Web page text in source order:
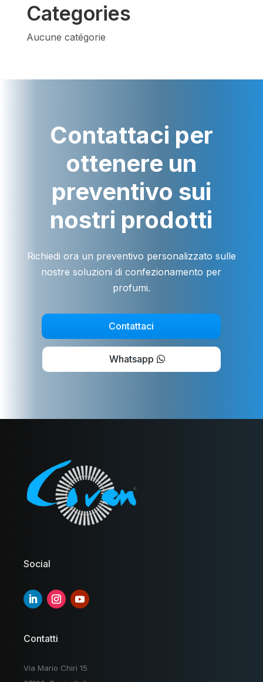
Categories
Aucune catégorie
Contattaci per
ottenere un
preventivo sui
nostri prodotti
Richiedi ora un preventivo personalizzato sulle
nostre soluzioni di confezionamento per
profumi.
Contattaci
Whatsapp
Social
Contatti
Via Mario Chiri 15